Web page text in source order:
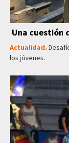
Una cuestión
Actualidad.
los jóvenes.